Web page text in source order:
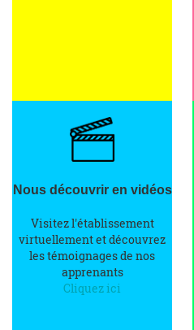
Nous découvrir en vidéos
Visitez l'établissement
virtuellement et découvrez
les témoignages de nos
apprenants
Cliquez ici